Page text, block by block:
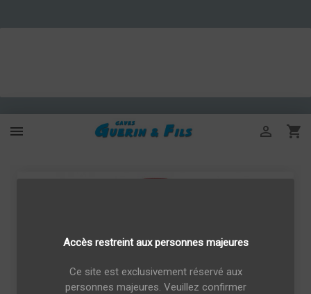
Accès restreint aux personnes majeures
Ce site est exclusivement réservé aux
personnes majeures. Veuillez confirmer
 
